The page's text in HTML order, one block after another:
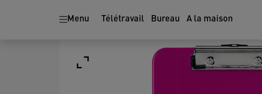
Menu Télétravail Bureau A la maison